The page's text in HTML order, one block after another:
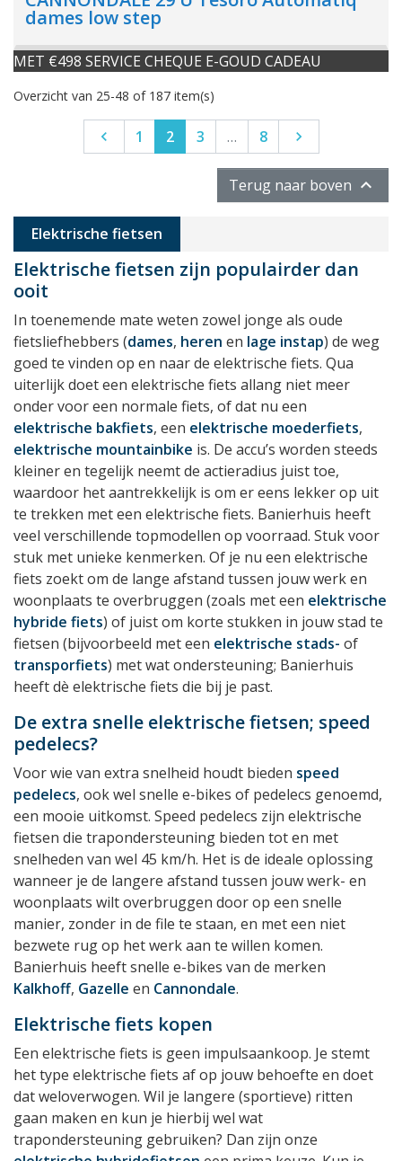
dames low step
MET €498 SERVICE CHEQUE E-GOUD CADEAU
Overzicht van 25-48 of 187 item(s)
Vorige
 1 2 3 … 8 Volgende

Terug naar boven 
Elektrische fietsen
Elektrische fietsen zijn populairder dan
ooit
In toenemende mate weten zowel jonge als oude
fietsliefhebbers (dames, heren en lage instap) de weg
goed te vinden op en naar de elektrische fiets. Qua
uiterlijk doet een elektrische fiets allang niet meer
onder voor een normale fiets, of dat nu een
elektrische bakfiets, een elektrische moederfiets,
elektrische mountainbike is. De accu’s worden steeds
kleiner en tegelijk neemt de actieradius juist toe,
waardoor het aantrekkelijk is om er eens lekker op uit
te trekken met een elektrische fiets. Banierhuis heeft
veel verschillende topmodellen op voorraad. Stuk voor
stuk met unieke kenmerken. Of je nu een elektrische
fiets zoekt om de lange afstand tussen jouw werk en
woonplaats te overbruggen (zoals met een elektrische
hybride fiets) of juist om korte stukken in jouw stad te
fietsen (bijvoorbeeld met een elektrische stads- of
transporfiets) met wat ondersteuning; Banierhuis
heeft dè elektrische fiets die bij je past.
De extra snelle elektrische fietsen; speed
pedelecs?
Voor wie van extra snelheid houdt bieden speed
pedelecs, ook wel snelle e-bikes of pedelecs genoemd,
een mooie uitkomst. Speed pedelecs zijn elektrische
fietsen die trapondersteuning bieden tot en met
snelheden van wel 45 km/h. Het is de ideale oplossing
wanneer je de langere afstand tussen jouw werk- en
woonplaats wilt overbruggen door op een snelle
manier, zonder in de file te staan, en met een niet
bezwete rug op het werk aan te willen komen.
Banierhuis heeft snelle e-bikes van de merken
Kalkhoff, Gazelle en Cannondale.
Elektrische fiets kopen
Een elektrische fiets is geen impulsaankoop. Je stemt
het type elektrische fiets af op jouw behoefte en doet
dat weloverwogen. Wil je langere (sportieve) ritten
gaan maken en kun je hierbij wel wat
trapondersteuning gebruiken? Dan zijn onze